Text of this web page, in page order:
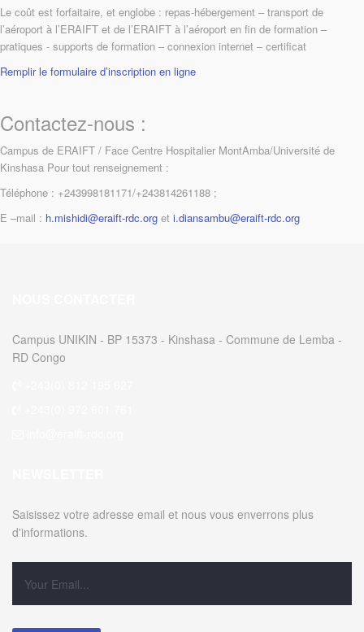
Le coût est forfaitaire, et englobe : repas-hébergement – transport de
l’aéroport à l’ERAIFT et de l’ERAIFT à l’aéroport en fin de formation –
pratiques - supports de formation – connexion internet – certificat
Remplir le formulaire d’inscription en ligne
Contactez-nous :
Campus de ERAIFT / Face Centre Hospitalier MontAmba/Université de
Kinshasa Pour tout renseignement :
Téléphone : +243998181171/+243814261188 ;
E –mail : h.mishidi@eraift-rdc.org et i.diansambu@eraift-rdc.org
Campus UNIKIN - BP 15373 - Kinshasa - Commune de Lemba -
RD Congo
Saisissez votre adresse email et nous vous enverrons plus
d'informations.